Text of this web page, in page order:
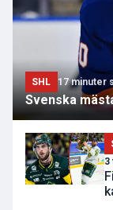
SHL 17 minuter
Svenska
3